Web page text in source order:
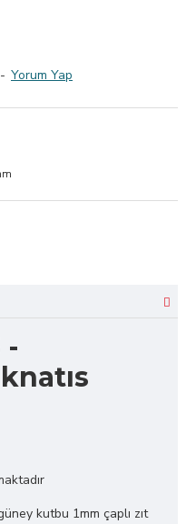
- Yorum Yap
-
kutbu 1mm çaplı zıt